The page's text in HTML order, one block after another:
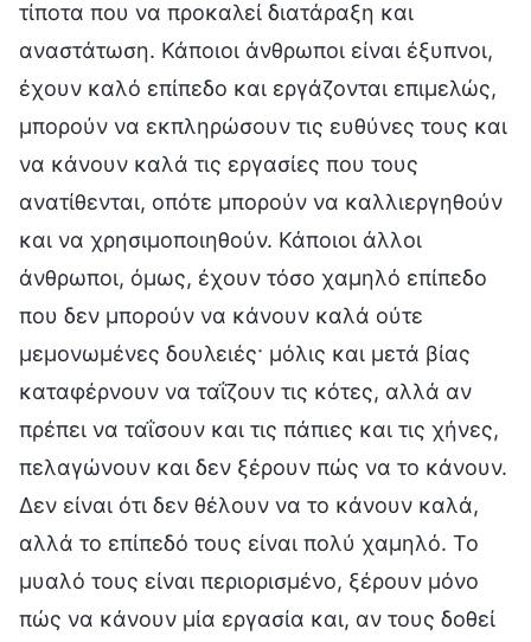
τίποτα που να προκαλεί διατάραξη και
αναστάτωση. Κάποιοι άνθρωποι είναι έξυπνοι,
έχουν καλό επίπεδο και εργάζονται επιμελώς,
μπορούν να εκπληρώσουν τις ευθύνες τους και
να κάνουν καλά τις εργασίες που τους
ανατίθενται, οπότε μπορούν να καλλιεργηθούν
και να χρησιμοποιηθούν. Κάποιοι άλλοι
άνθρωποι, όμως, έχουν τόσο χαμηλό επίπεδο
που δεν μπορούν να κάνουν καλά ούτε
μεμονωμένες δουλειές· μόλις και μετά βίας
καταφέρνουν να ταΐζουν τις κότες, αλλά αν
πρέπει να ταΐσουν και τις πάπιες και τις χήνες,
πελαγώνουν και δεν ξέρουν πώς να το κάνουν.
Δεν είναι ότι δεν θέλουν να το κάνουν καλά,
αλλά το επίπεδό τους είναι πολύ χαμηλό. Το
μυαλό τους είναι περιορισμένο, ξέρουν μόνο
πώς να κάνουν μία εργασία και, αν τους δοθεί